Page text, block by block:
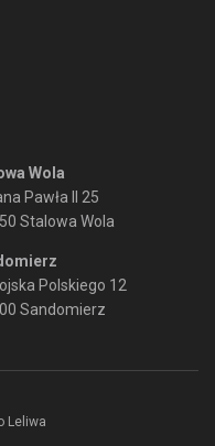
Wola
Pawła II 25
Stalowa Wola
Polskiego 12
Sandomierz
Leliwa